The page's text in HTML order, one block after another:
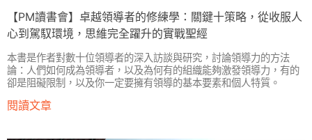
【PM讀書會】卓越領導者的修練學：關鍵十策略，從收服人
心到駕馭環境，思維完全躍升的實戰聖經
本書是作者對數十位領導者的深入訪談與研究，討論領導力的方法
論：人們如何成為領導者，以及為何有的組織能夠激發領導力，有的
卻是阻礙限制，以及你一定要擁有領導的基本要素和個人特質。
閱讀文章